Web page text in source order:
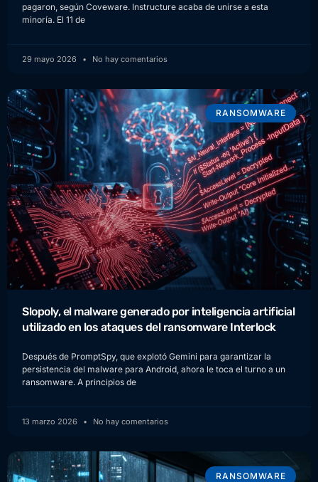
pagaron, según Coveware. Instructure acaba de unirse a esta
minoría. El 11 de
29 mayo 2026 No hay comentarios
RANSOMWARE
Slopoly, el malware generado por inteligencia artificial
utilizado en los ataques del ransomware Interlock
Después de PromptSpy, que explotó Gemini para garantizar la
persistencia del malware para Android, ahora le toca el turno a un
ransomware. A principios de
13 marzo 2026 No hay comentarios
RANSOMWARE